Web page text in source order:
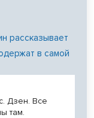
рассказывает
в самой
Дзен. Все
там.